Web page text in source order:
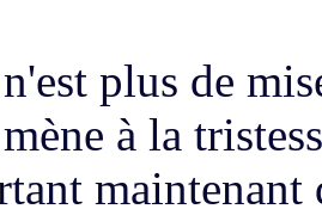
plus de
à la
maintenant